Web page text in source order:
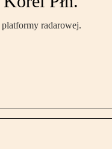
radarowej.